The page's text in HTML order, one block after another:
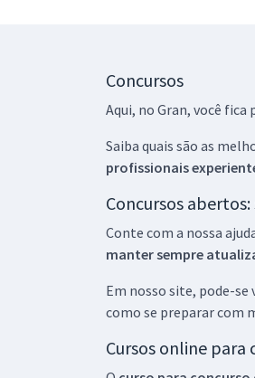
Concursos
Aqui, no Gran, você
Saiba quais são as
profissionais
Concursos
Conte com a nossa
manter sempre
Em nosso site, pode-
como se preparar com
Cursos online para